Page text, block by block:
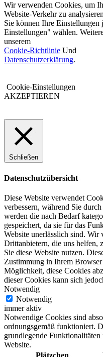
Wir verwenden Cookies, um
Website-Verkehr zu
Sie können Ihre
Einstellungen" wählen.
unserem
Cookie-Richtlinie Und
Datenschutzerklärung.
Cookie-Einstellungen
AKZEPTIEREN
Schließen
Datenschutzübersicht
Diese Website verwendet
verbessern, während Sie
werden die nach Bedarf
gespeichert, da sie für das
Website unerlässlich sind. Wir
Drittanbietern, die uns helfen,
Sie diese Website nutzen.
Zustimmung in Ihrem
Möglichkeit, diese Cookies
dieser Cookies kann sich
Notwendig
Notwendig
immer aktiv
Notwendige Cookies sind
ordnungsgemäß funktioniert.
grundlegende
Website.
Plätzchen